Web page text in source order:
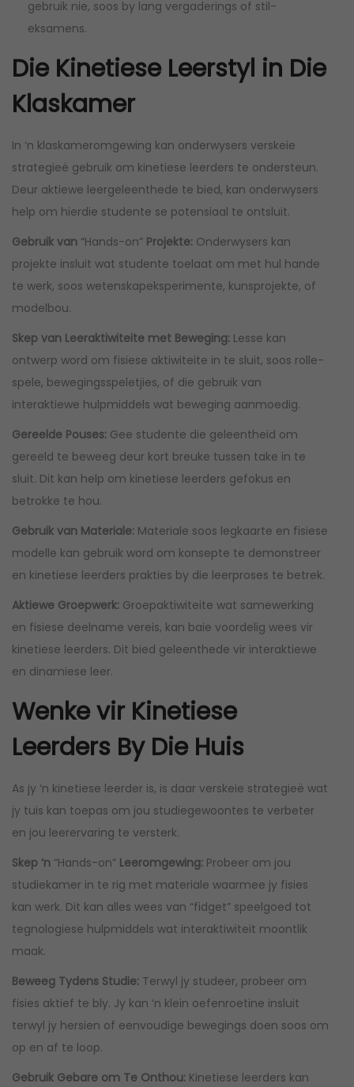
gebruik nie, soos by lang vergaderings of stil-
eksamens.
Die Kinetiese Leerstyl in Die
Klaskamer
In ‘n klaskameromgewing kan onderwysers verskeie
strategieë gebruik om kinetiese leerders te ondersteun.
Deur aktiewe leergeleenthede te bied, kan onderwysers
help om hierdie studente se potensiaal te ontsluit.
Gebruik van “Hands-on” Projekte: Onderwysers kan
projekte insluit wat studente toelaat om met hul hande
te werk, soos wetenskapeksperimente, kunsprojekte, of
modelbou.
Skep van Leeraktiwiteite met Beweging: Lesse kan
ontwerp word om fisiese aktiwiteite in te sluit, soos rolle-
spele, bewegingsspeletjies, of die gebruik van
interaktiewe hulpmiddels wat beweging aanmoedig.
Gereelde Pouses: Gee studente die geleentheid om
gereeld te beweeg deur kort breuke tussen take in te
sluit. Dit kan help om kinetiese leerders gefokus en
betrokke te hou.
Gebruik van Materiale: Materiale soos legkaarte en fisiese
modelle kan gebruik word om konsepte te demonstreer
en kinetiese leerders prakties by die leerproses te betrek.
Aktiewe Groepwerk: Groepaktiwiteite wat samewerking
en fisiese deelname vereis, kan baie voordelig wees vir
kinetiese leerders. Dit bied geleenthede vir interaktiewe
en dinamiese leer.
Wenke vir Kinetiese
Leerders By Die Huis
As jy ‘n kinetiese leerder is, is daar verskeie strategieë wat
jy tuis kan toepas om jou studiegewoontes te verbeter
en jou leerervaring te versterk.
Skep ‘n “Hands-on” Leeromgewing: Probeer om jou
studiekamer in te rig met materiale waarmee jy fisies
kan werk. Dit kan alles wees van “fidget” speelgoed tot
tegnologiese hulpmiddels wat interaktiwiteit moontlik
maak.
Beweeg Tydens Studie: Terwyl jy studeer, probeer om
fisies aktief te bly. Jy kan ‘n klein oefenroetine insluit
terwyl jy hersien of eenvoudige bewegings doen soos om
op en af te loop.
Gebruik Gebare om Te Onthou: Kinetiese leerders kan